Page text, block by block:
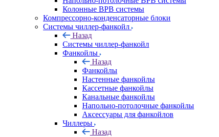
Колонные ВРВ системы
Компрессорно-конденсаторные блоки
Системы чиллер-фанкойл
Назад
Системы чиллер-фанкойл
Фанкойлы
Назад
Фанкойлы
Настенные фанкойлы
Кассетные фанкойлы
Канальные фанкойлы
Напольно-потолочные фанкойлы
Аксессуары для фанкойлов
Чиллеры
Назад